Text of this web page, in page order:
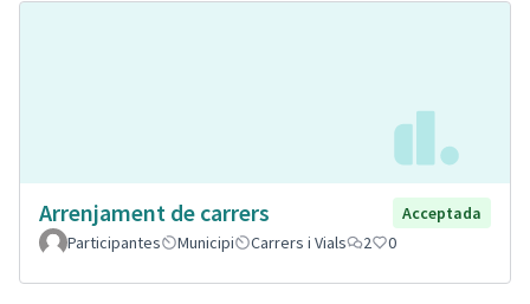
Arrenjament de carrers
Acceptada
Participantes
Municipi Carrers i Vials 2 0